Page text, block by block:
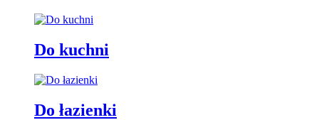
Do kuchni
Do łazienki